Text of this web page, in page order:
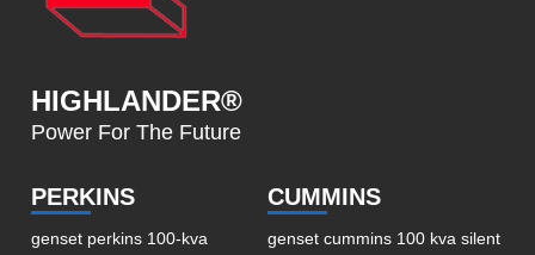
HIGHLANDER®
Power For The Future
PERKINS
genset perkins 100-kva
CUMMINS
genset cummins 100 kva silent